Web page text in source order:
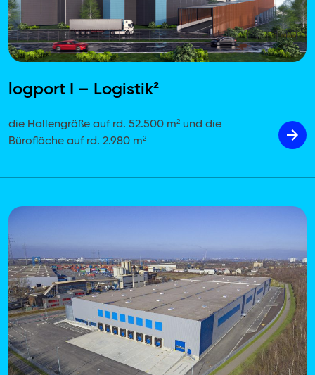
logport I – Logistik²
die Hallengröße auf rd. 52.500 m² und die
Bürofläche auf rd. 2.980 m²